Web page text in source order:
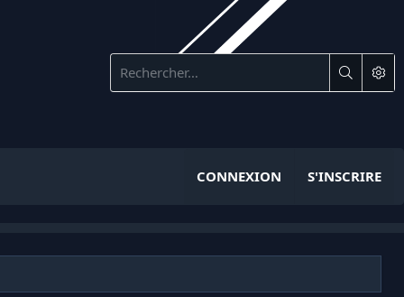
CONNEXION S'INSCRIRE